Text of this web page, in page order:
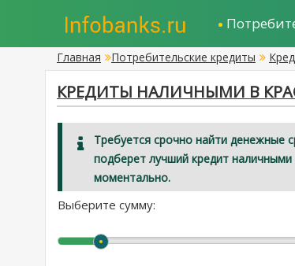
Главная Потребительские кредиты
КРЕДИТЫ НАЛИЧНЫМИ В
Требуется срочно найти денежные
подберет лучший кредит
моментально.
Выберите сумму: